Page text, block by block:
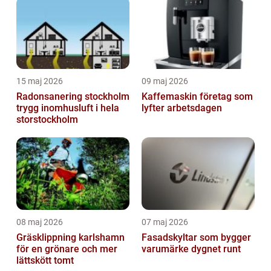
15 maj 2026
Radonsanering stockholm
trygg inomhusluft i hela
storstockholm
09 maj 2026
Kaffemaskin företag som
lyfter arbetsdagen
08 maj 2026
Gräsklippning karlshamn
för en grönare och mer
lättskött tomt
07 maj 2026
Fasadskyltar som bygger
varumärke dygnet runt